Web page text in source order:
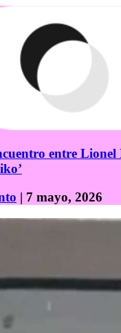
entre Lionel
| 7 mayo, 2026